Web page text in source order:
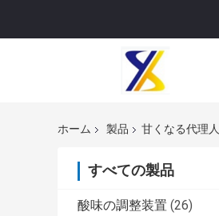
ホーム 製品 甘くなる代理人
すべての製品
酸味の調整装置 (26)